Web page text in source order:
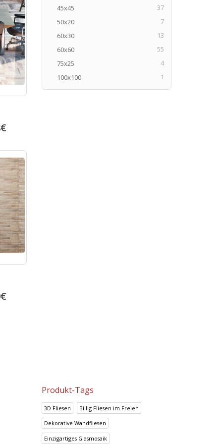
€
€
45x45
37
50x20
7
60x30
13
60x60
55
75x25
4
100x100
1
Produkt-Tags
3D Fliesen Billig Fliesen im Freien
Dekorative Wandfliesen
Einzigartiges Glasmosaik